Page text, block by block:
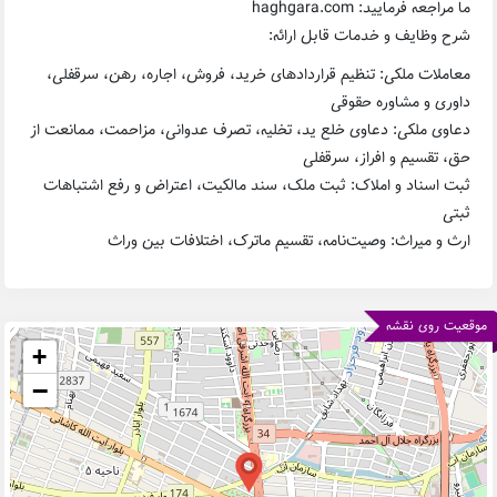
ما مراجعه فرمایید: haghgara.com
شرح وظایف و خدمات قابل ارائه:
معاملات ملکی: تنظیم قراردادهای خرید، فروش، اجاره، رهن، سرقفلی،
داوری و مشاوره حقوقی
دعاوی ملکی: دعاوی خلع ید، تخلیه، تصرف عدوانی، مزاحمت، ممانعت از
حق، تقسیم و افراز، سرقفلی
ثبت اسناد و املاک: ثبت ملک، سند مالکیت، اعتراض و رفع اشتباهات
ثبتی
ارث و میراث: وصیت‌نامه، تقسیم ماترک، اختلافات بین وراث
موقعیت روی نقشه
+
−